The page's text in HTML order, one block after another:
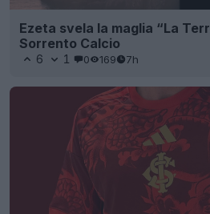
Ezeta svela la maglia “La
Sorrento Calcio
6 1 0 169 7h